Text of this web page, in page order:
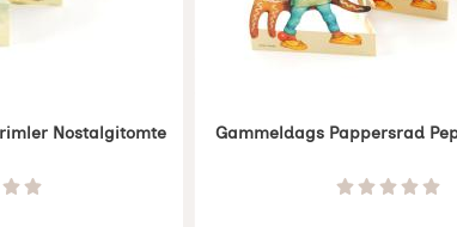
Nostalgitomte
0 Stjerne av 5
Gammeldags Pappersrad
Varenummer 1273